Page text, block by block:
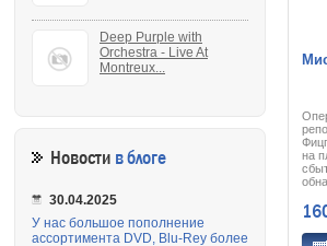
на
он
Deep Purple with
Orchestra - Live At
Montreux...
Новости в блоге
30.04.2025
У нас большое пополнение
ассортимента DVD, Blu-Rey более